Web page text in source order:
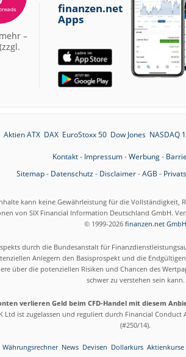
–
finanzen.net
Apps
Aktien ATX DAX EuroStoxx 50 Dow Jones NASDAQ
Kontakt- Impressum-Werbung-
Sitemap- Datenschutz- Disclaimer-AGB -
kann keine Gewährleistung für die Vollständigkeit,
von SIX Financial Information Deutschland GmbH.
© 1999-2026 finanzen.net GmbH
durch die Bundesanstalt für
Anlegern den Basisprospekt und die
über die potenziellen Risiken und Chancen des
schwer zu verstehen sein kann.
verlieren Geld beim CFD-Handel mit diesem
Ltd ist zugelassen und reguliert durch Financial Conduct
(#250/14).
Währungsrechner News Devisen Dollarkurs Aktienkurse